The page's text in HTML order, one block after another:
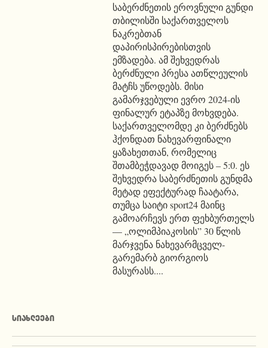
საბერძნეთის ეროვნული გუნდი
თბილისში საქართველოს
ნაკრებთან
დაპირისპირებისთვის
ემზადება. ამ შეხვედრას
ბერძნული პრესა ათწლეულის
მატჩს უწოდებს. მისი
გამარჯვებული ევრო 2024-ის
ფინალურ ეტაპზე მოხვდება.
საქართველომდე კი ბერძნებს
ჰქონდათ ნახევარფინალი
ყაზახეთთან, რომელიც
შთამბეჭდავად მოიგეს – 5:0. ეს
შეხვედრა საბერძნეთის გუნდმა
მეტად ეფექტურად ჩაატარა,
თუმცა საიტი sport24 მაინც
გამოარჩევს ერთ ფეხბურთელს
— „ოლიმპიაკოსის” 30 წლის
მარჯვენა ნახევარმცველ-
გარემარბ გიორგიოს
მასურასს....
ᲡᲘᲐᲮᲚᲔᲔᲑᲘ